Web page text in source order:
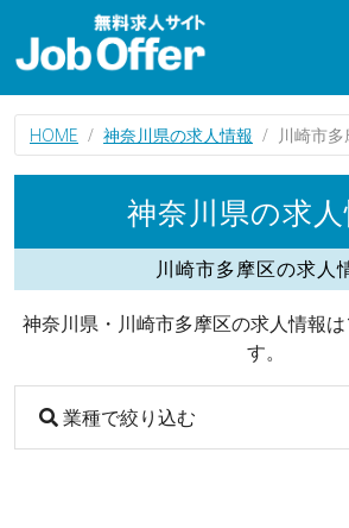
HOME 神奈川県の求人情報 川崎市
神奈川県の求人
川崎市多摩区の求人
神奈川県・川崎市多摩区の求人情報
す。
業種で絞り込む